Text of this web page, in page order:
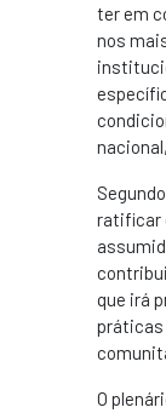
ter em
nos
ratificar
que irá
práticas
O